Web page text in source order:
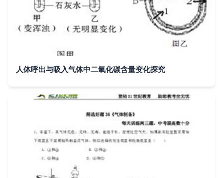
人体呼出与吸入气体中二氧化碳含量变化探究